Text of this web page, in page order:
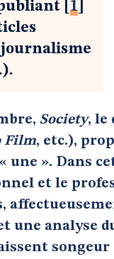
1
journalisme
Society, le
Film, etc.),
une ». Dans
et le
une analyse
songeur